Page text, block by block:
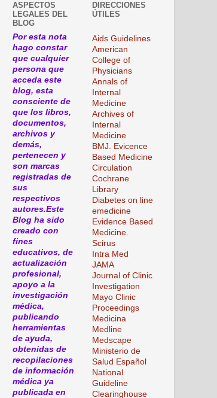
ASPECTOS
LEGALES DEL
BLOG
Por esta nota
hago constar
que cualquier
persona que
acceda este
blog, esta
consciente de
que los libros,
documentos,
archivos y
demás,
pertenecen y
son marcas
registradas de
sus
respectivos
autores.Este
Blog ha sido
creado con
fines
educativos, de
actualización
profesional,
apoyo a la
investigación
médica,
publicando
herramientas
de ayuda,
obtenidas de
recopilaciones
de información
médica ya
publicada en
DIRECCIONES
ÚTILES
Aids Guidelines
American
College of
Physicians
Annals of
Internal
Medicine
Archives of
Internal
Medicine
BMJ. Evicence
Based Medicine
Circulation
Cochrane
Library
Diabetes on line
emedicine
Evidence Based
Medicine.
Scirus
Intra Med
JAMA
Journal of Clinic
Investigation
Mayo Clinic
Proceedings
Medicina
Medline
Medscape
Ministerio de
Salud Español
National
Guideline
Clearinghouse